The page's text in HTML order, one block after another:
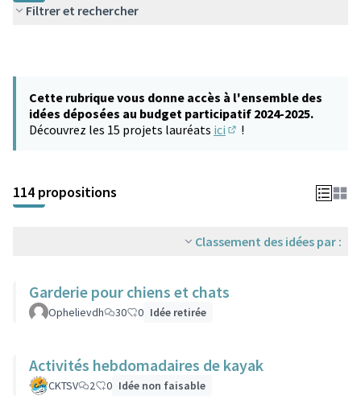
Filtrer et rechercher
Cette rubrique vous donne accès à l'ensemble des
idées déposées au budget participatif 2024-2025.
Découvrez les 15 projets lauréats ici !
114 propositions
Classement des idées par :
Garderie pour chiens et chats
Ophelievdh 30 0 Idée retirée
Activités hebdomadaires de kayak
CKTSV 2 0 Idée non faisable